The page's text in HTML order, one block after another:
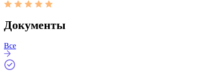
Документы
Все